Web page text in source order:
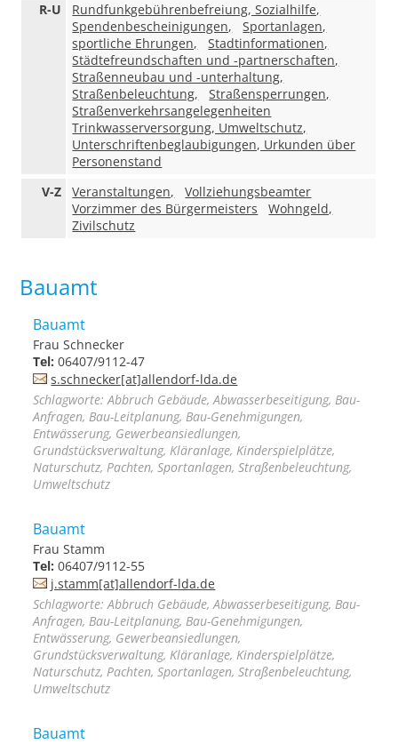
R-U
Rundfunkgebührenbefreiung, Sozialhilfe,
Spendenbescheinigungen,
Sportanlagen,
sportliche Ehrungen,
Stadtinformationen,
Städtefreundschaften und -partnerschaften,
Straßenneubau und -unterhaltung,
Straßenbeleuchtung,
Straßensperrungen,
Straßenverkehrsangelegenheiten
Trinkwasserversorgung, Umweltschutz,
Unterschriftenbeglaubigungen, Urkunden über
Personenstand
V-Z
Veranstaltungen,
Vollziehungsbeamter
Vorzimmer des Bürgermeisters
Wohngeld,
Zivilschutz
Bauamt
Bauamt
Frau Schnecker
Tel: 06407/9112-47
s.schnecker[at]allendorf-lda.de
Schlagworte: Abbruch Gebäude, Abwasserbeseitigung, Bau-
Anfragen, Bau-Leitplanung, Bau-Genehmigungen,
Entwässerung, Gewerbeansiedlungen,
Grundstücksverwaltung, Kläranlage, Kinderspielplätze,
Naturschutz, Pachten, Sportanlagen, Straßenbeleuchtung,
Umweltschutz
Bauamt
Frau Stamm
Tel: 06407/9112-55
j.stamm[at]allendorf-lda.de
Schlagworte: Abbruch Gebäude, Abwasserbeseitigung, Bau-
Anfragen, Bau-Leitplanung, Bau-Genehmigungen,
Entwässerung, Gewerbeansiedlungen,
Grundstücksverwaltung, Kläranlage, Kinderspielplätze,
Naturschutz, Pachten, Sportanlagen, Straßenbeleuchtung,
Umweltschutz
Bauamt